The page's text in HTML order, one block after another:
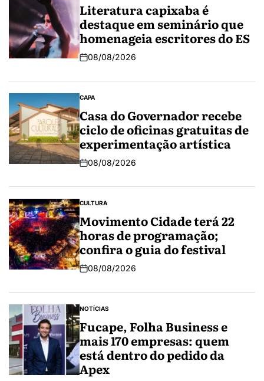
Literatura capixaba é
destaque em seminário que
homenageia escritores do ES
08/08/2026
CAPA
Casa do Governador recebe
ciclo de oficinas gratuitas de
experimentação artística
08/08/2026
CULTURA
Movimento Cidade terá 22
horas de programação;
confira o guia do festival
08/08/2026
NOTÍCIAS
Fucape, Folha Business e
mais 170 empresas: quem
está dentro do pedido da
Apex